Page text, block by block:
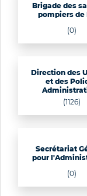
Brigade des
pompiers de
(0)
Direction des
et des
(1126)
Secrétariat
pour
(0)